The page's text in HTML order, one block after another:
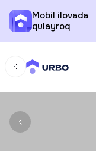
Mobil ilovada
qulayroq